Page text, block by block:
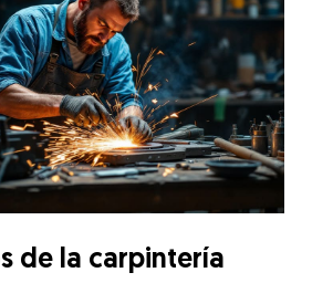
de la carpintería